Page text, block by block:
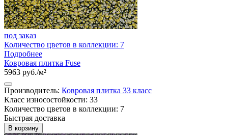
под заказ
Количество цветов в коллекции: 7
Подробнее
Ковровая плитка Fuse
5963 руб./м²
Производитель: Ковровая плитка 33 класс
Класс износостойкости: 33
Количество цветов в коллекции: 7
Быстрая доставка
В корзину